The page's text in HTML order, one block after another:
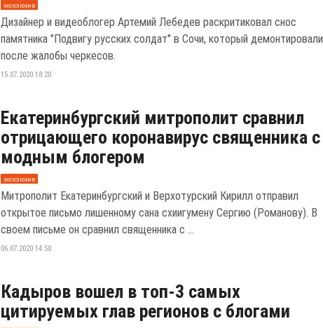
эксклюзив
Дизайнер и видеоблогер Артемий Лебедев раскритиковал снос
памятника "Подвигу русских солдат" в Сочи, который демонтировали
после жалобы черкесов.
15.07.2020 18:20
Екатеринбургский митрополит сравнил
отрицающего коронавирус священника с
модным блогером
эксклюзив
Митрополит Екатеринбургский и Верхотурский Кирилл отправил
открытое письмо лишенному сана схиигумену Сергию (Романову). В
своем письме он сравнил священника с ...
06.07.2020 14:50
Кадыров вошел в топ-3 самых
цитируемых глав регионов с блогами